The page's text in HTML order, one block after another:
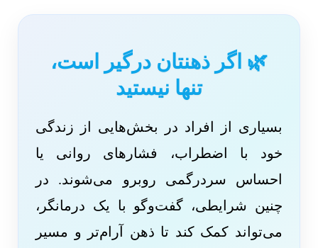
🌿 اگر ذهنتان درگیر است،
تنها نیستید
بسیاری از افراد در بخش‌هایی از زندگی
خود با اضطراب، فشارهای روانی یا
احساس سردرگمی روبرو می‌شوند. در
چنین شرایطی، گفت‌وگو با یک درمانگر،
می‌تواند کمک کند تا ذهن آرام‌تر و مسیر